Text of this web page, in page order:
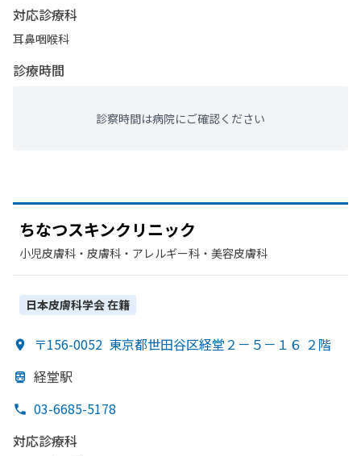
対応診療科
耳鼻咽喉科
診療時間
診察時間は病院にご確認ください
ちなつスキンクリニック
小児皮膚科・​皮膚科・​アレルギー科・​美容皮膚科
日本皮膚科学会在籍
〒156-0052 東京都世田谷区経堂２－５－１６ ２階
経堂駅
03-6685-5178
対応診療科